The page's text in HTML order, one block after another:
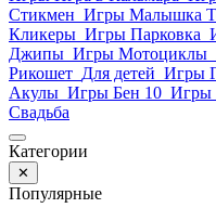
Стикмен Игры Малышка
Кликеры Игры Парковка
Джипы Игры Мотоциклы
Рикошет Для детей Игры
Акулы Игры Бен 10 Игры
Свадьба
Категории
✕
Популярные